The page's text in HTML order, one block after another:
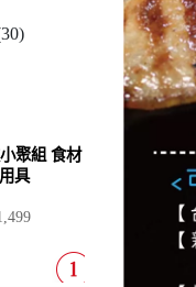
聚組 食材
具